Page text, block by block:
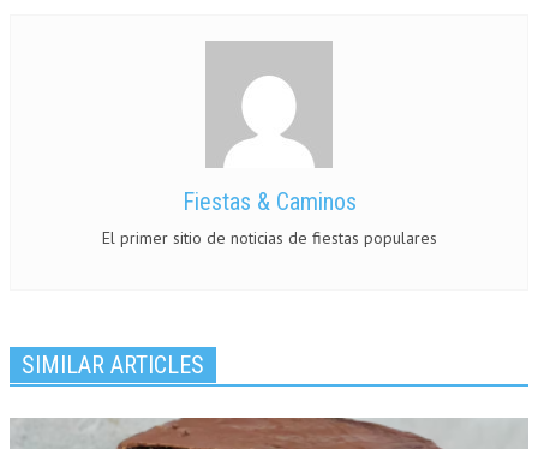
Fiestas & Caminos
El primer sitio de noticias de fiestas populares
SIMILAR ARTICLES